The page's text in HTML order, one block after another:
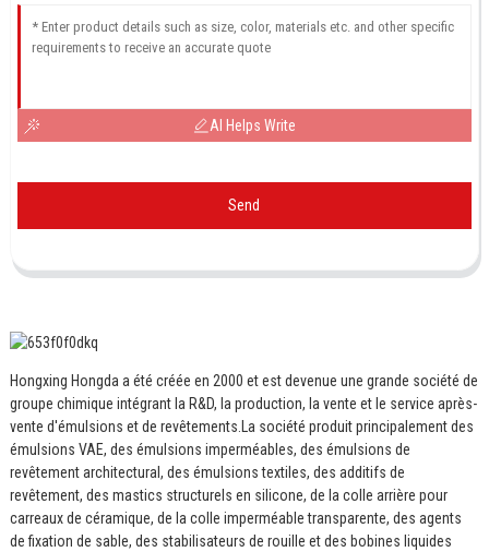
AI Helps Write
Send
Hongxing Hongda a été créée en 2000 et est devenue une grande société de
groupe chimique intégrant la R&D, la production, la vente et le service après-
vente d'émulsions et de revêtements.La société produit principalement des
émulsions VAE, des émulsions imperméables, des émulsions de
revêtement architectural, des émulsions textiles, des additifs de
revêtement, des mastics structurels en silicone, de la colle arrière pour
carreaux de céramique, de la colle imperméable transparente, des agents
de fixation de sable, des stabilisateurs de rouille et des bobines liquides